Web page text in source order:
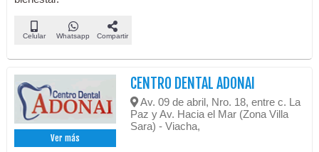
Celular Whatsapp Compartir
Ver más
CENTRO DENTAL ADONAI
Av. 09 de abril, Nro. 18, entre c. La
Paz y Av. Hacia el Mar (Zona Villa
Sara) - Viacha,